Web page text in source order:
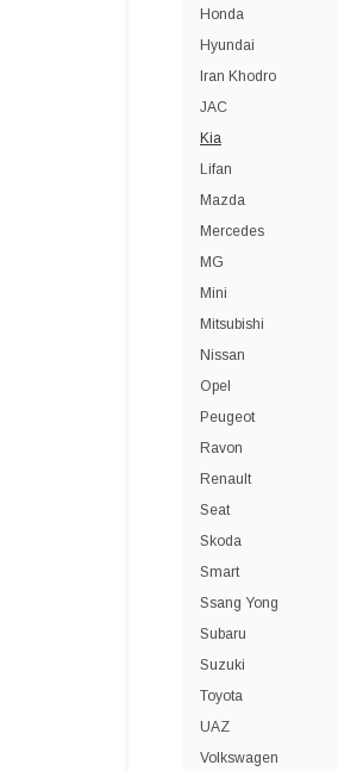
Honda
Hyundai
Iran Khodro
JAC
Kia
Lifan
Mazda
Mercedes
MG
Mini
Mitsubishi
Nissan
Opel
Peugeot
Ravon
Renault
Seat
Skoda
Smart
Ssang Yong
Subaru
Suzuki
Toyota
UAZ
Volkswagen